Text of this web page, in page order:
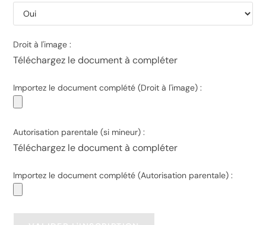
Droit à l'image :
Téléchargez le document à compléter
Importez le document complété (Droit à l'image) :
Autorisation parentale (si mineur) :
Téléchargez le document à compléter
Importez le document complété (Autorisation parentale) :